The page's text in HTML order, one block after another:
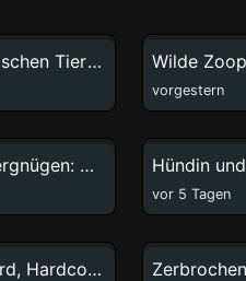
Milly: Opfer eines damonischen Tierficks
vorgestern
Milly und das tierische Vergnügen: Hardcore Doggystyle
vor 5 Tagen
AAS brutal auf einem Pferd, Hardcore ohne Gnade